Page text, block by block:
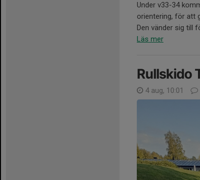
Under v33-34
orientering, för att
Den vänder sig till
Läs mer
Rullskido
4 aug, 10:01